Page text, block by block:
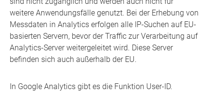
weitere Anwendungsfälle genutzt. Bei der Erhebung von
Messdaten in Analytics erfolgen alle IP-Suchen auf EU-
basierten Servern, bevor der Traffic zur Verarbeitung auf
Analytics-Server weitergeleitet wird. Diese Server
befinden sich auch außerhalb der EU.
In Google Analytics gibt es die Funktion User-ID.